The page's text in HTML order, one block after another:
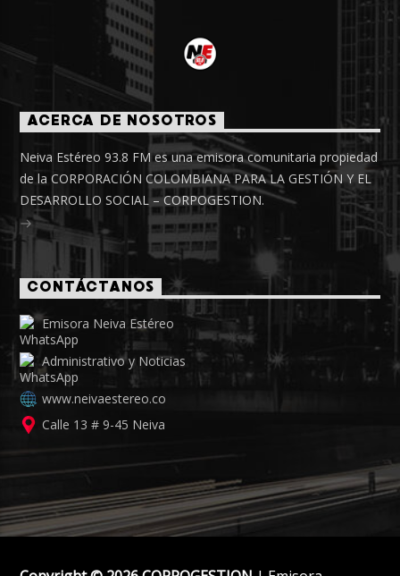
ACERCA DE NOSOTROS
Neiva Estéreo 93.8 FM es una emisora comunitaria propiedad
de la CORPORACIÓN COLOMBIANA PARA LA GESTIÓN Y EL
DESARROLLO SOCIAL – CORPOGESTION.
CONTÁCTANOS
Emisora Neiva Estéreo
Administrativo y Noticias
www.neivaestereo.co
Calle 13 # 9-45 Neiva